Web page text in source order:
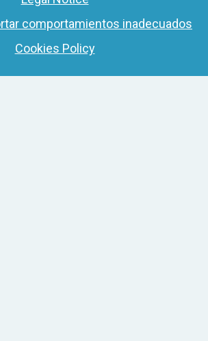
comportamientos inadecuados
Cookies Policy